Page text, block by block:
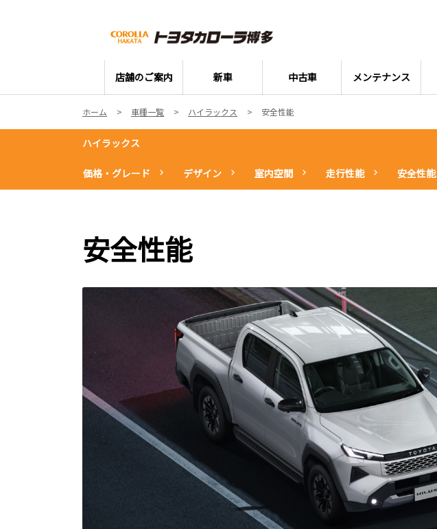
店舗のご案内 新車 中古車 メンテナンス
ホーム 車種一覧 ハイラックス 安全性能
ハイラックス
価格・グレード デザイン 室内空間 走行性能 安全性能
安全性能